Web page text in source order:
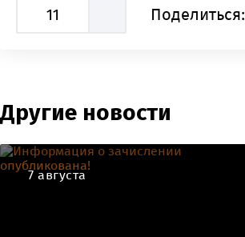
11 Поделиться:
Другие новости
7 августа